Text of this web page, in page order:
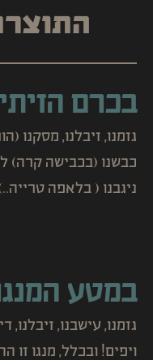
בכרם
‍גזמנו, זיבלנו, מסקנו
כבשנו (בכבישה קרה)
ניגבנו ( בלאפה
במטע
גזמנו, עישבנו, זיבלנו,
ויפים! ובכלל, מנגו זו